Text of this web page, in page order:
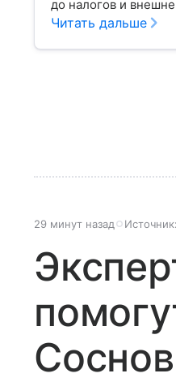
до налогов и
Читать дальше
29 минут назад Источник: